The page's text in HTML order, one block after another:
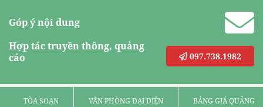
Góp ý nội dung
Hợp tác truyền thông, quảng
cáo
097.738.1982
TÒA SOẠN VĂN PHÒNG ĐẠI DIỆN BẢNG GIÁ QUẢNG